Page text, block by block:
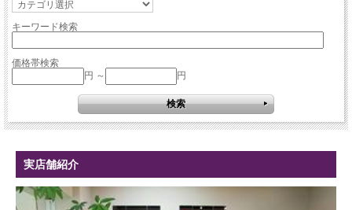
キーワード検索
価格帯検索
円 ～
円
実店舗紹介